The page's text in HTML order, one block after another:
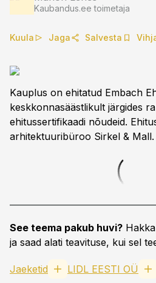
Kaubandus.ee toimetaja
Kuula Jaga Salvesta
Kauplus on ehitatud Embach
keskkonnasäästlikult järgides
ehitussertifikaadi nõudeid.
arhitektuuribüroo Sirkel & Mall.
See teema pakub huvi?
ja saad alati teavituse, kui sel
Jaeketid LIDL EESTI OÜ